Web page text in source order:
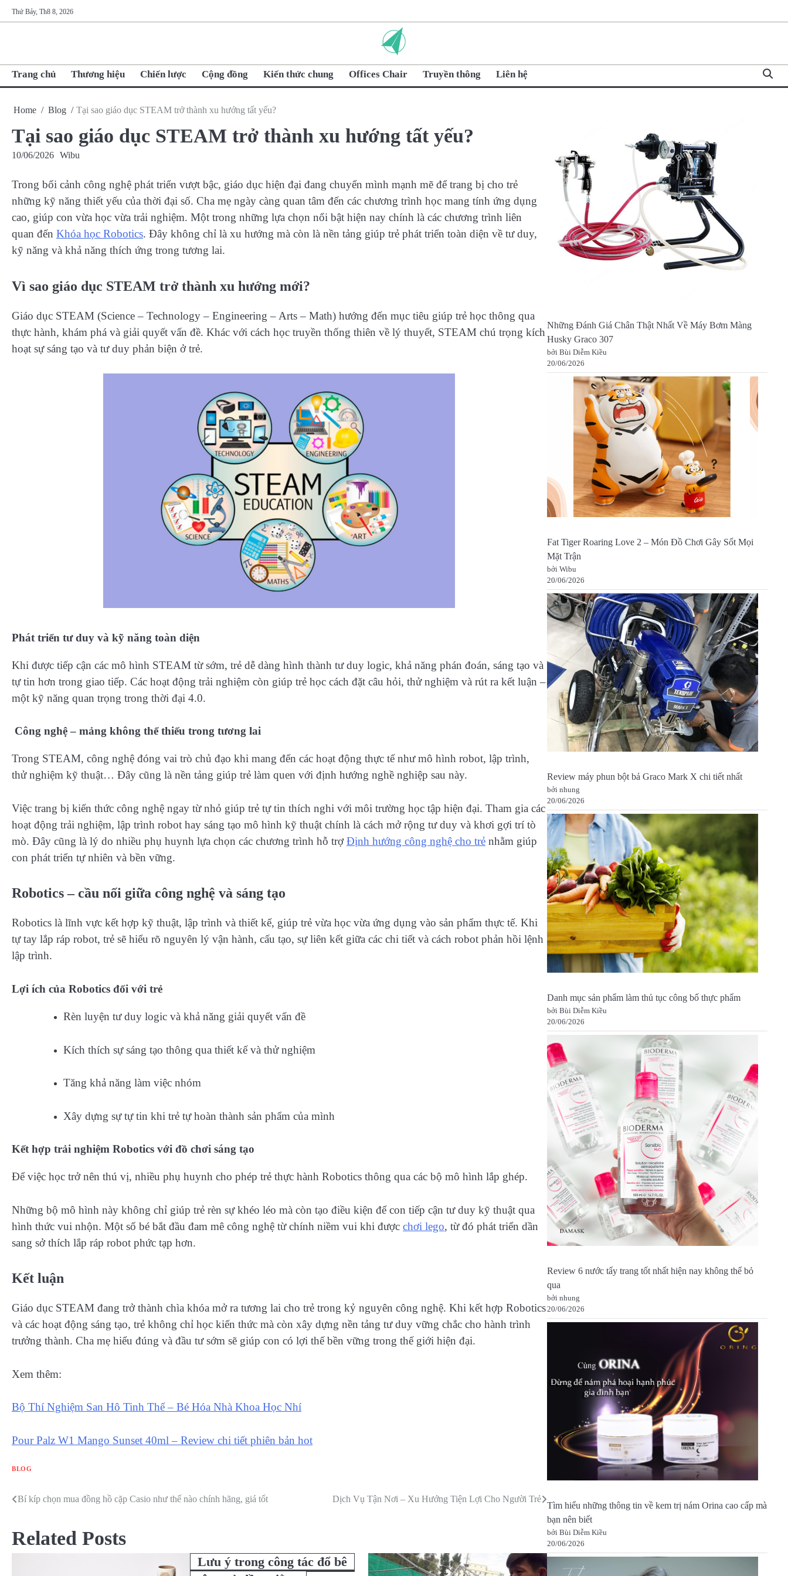
to
Thứ Bảy, Th8 8, 2026
Trang chủ Thương hiệu Chiến lược Cộng đồng Kiến thức chung Offices Chair Truyền thông Liên hệ
Home Blog Tại sao giáo dục STEAM trở thành xu hướng tất yếu?
Tại sao giáo dục STEAM trở thành xu hướng tất yếu?
10/06/2026 Wibu
Trong bối cảnh công nghệ phát triển vượt bậc, giáo dục hiện đại đang chuyển mình mạnh mẽ để trang bị cho trẻ
những kỹ năng thiết yếu của thời đại số. Cha mẹ ngày càng quan tâm đến các chương trình học mang tính ứng dụng
cao, giúp con vừa học vừa trải nghiệm. Một trong những lựa chọn nổi bật hiện nay chính là các chương trình liên
quan đến Khóa học Robotics. Đây không chỉ là xu hướng mà còn là nền tảng giúp trẻ phát triển toàn diện về tư duy,
kỹ năng và khả năng thích ứng trong tương lai.
Vì sao giáo dục STEAM trở thành xu hướng mới?
Giáo dục STEAM (Science – Technology – Engineering – Arts – Math) hướng đến mục tiêu giúp trẻ học thông qua
thực hành, khám phá và giải quyết vấn đề. Khác với cách học truyền thống thiên về lý thuyết, STEAM chú trọng kích
hoạt sự sáng tạo và tư duy phản biện ở trẻ.
Phát triển tư duy và kỹ năng toàn diện
Khi được tiếp cận các mô hình STEAM từ sớm, trẻ dễ dàng hình thành tư duy logic, khả năng phán đoán, sáng tạo và
tự tin hơn trong giao tiếp. Các hoạt động trải nghiệm còn giúp trẻ học cách đặt câu hỏi, thử nghiệm và rút ra kết luận –
một kỹ năng quan trọng trong thời đại 4.0.
Công nghệ – mảng không thể thiếu trong tương lai
Trong STEAM, công nghệ đóng vai trò chủ đạo khi mang đến các hoạt động thực tế như mô hình robot, lập trình,
thử nghiệm kỹ thuật… Đây cũng là nền tảng giúp trẻ làm quen với định hướng nghề nghiệp sau này.
Việc trang bị kiến thức công nghệ ngay từ nhỏ giúp trẻ tự tin thích nghi với môi trường học tập hiện đại. Tham gia các
hoạt động trải nghiệm, lập trình robot hay sáng tạo mô hình kỹ thuật chính là cách mở rộng tư duy và khơi gợi trí tò
mò. Đây cũng là lý do nhiều phụ huynh lựa chọn các chương trình hỗ trợĐịnh hướng công nghệ cho trẻ nhằm giúp
con phát triển tự nhiên và bền vững.
Robotics – cầu nối giữa công nghệ và sáng tạo
Robotics là lĩnh vực kết hợp kỹ thuật, lập trình và thiết kế, giúp trẻ vừa học vừa ứng dụng vào sản phẩm thực tế. Khi
tự tay lắp ráp robot, trẻ sẽ hiểu rõ nguyên lý vận hành, cấu tạo, sự liên kết giữa các chi tiết và cách robot phản hồi lệnh
lập trình.
Lợi ích của Robotics đối với trẻ
Rèn luyện tư duy logic và khả năng giải quyết vấn đề
Kích thích sự sáng tạo thông qua thiết kế và thử nghiệm
Tăng khả năng làm việc nhóm
Xây dựng sự tự tin khi trẻ tự hoàn thành sản phẩm của mình
Kết hợp trải nghiệm Robotics với đồ chơi sáng tạo
Để việc học trở nên thú vị, nhiều phụ huynh cho phép trẻ thực hành Robotics thông qua các bộ mô hình lắp ghép.
Những bộ mô hình này không chỉ giúp trẻ rèn sự khéo léo mà còn tạo điều kiện để con tiếp cận tư duy kỹ thuật qua
hình thức vui nhộn. Một số bé bắt đầu đam mê công nghệ từ chính niềm vui khi được chơi lego, từ đó phát triển dần
sang sở thích lắp ráp robot phức tạp hơn.
Kết luận
Giáo dục STEAM đang trở thành chìa khóa mở ra tương lai cho trẻ trong kỷ nguyên công nghệ. Khi kết hợp Robotics
và các hoạt động sáng tạo, trẻ không chỉ học kiến thức mà còn xây dựng nền tảng tư duy vững chắc cho hành trình
trưởng thành. Cha mẹ hiểu đúng và đầu tư sớm sẽ giúp con có lợi thế bền vững trong thế giới hiện đại.
Xem thêm:
Bộ Thí Nghiệm San Hô Tinh Thể – Bé Hóa Nhà Khoa Học Nhí
Pour Palz W1 Mango Sunset 40ml – Review chi tiết phiên bản hot
BLOG
Điều
bài
Bí kíp chọn mua đồng hồ cặp Casio như thế nào chính hãng, giá tốt Dịch Vụ Tận Nơi – Xu Hướng Tiện Lợi Cho Người Trẻ
Related Posts
Lưu ý trong công tác đổ bê
Những Đánh Giá Chân Thật Nhất Về Máy Bơm Màng
Husky Graco 307
bởi Bùi Diễm Kiều
20/06/2026
Fat Tiger Roaring Love 2 – Món Đồ Chơi Gây Sốt Mọi
Mặt Trận
bởi Wibu
20/06/2026
Review máy phun bột bả Graco Mark X chi tiết nhất
bởi nhung
20/06/2026
Danh mục sản phẩm làm thủ tục công bố thực phẩm
bởi Bùi Diễm Kiều
20/06/2026
Review 6 nước tẩy trang tốt nhất hiện nay không thể bỏ
qua
bởi nhung
20/06/2026
Tìm hiểu những thông tin về kem trị nám Orina cao cấp mà
bạn nên biết
bởi Bùi Diễm Kiều
20/06/2026